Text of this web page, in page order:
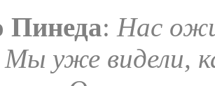
Пинеда: Нас
уже видели,